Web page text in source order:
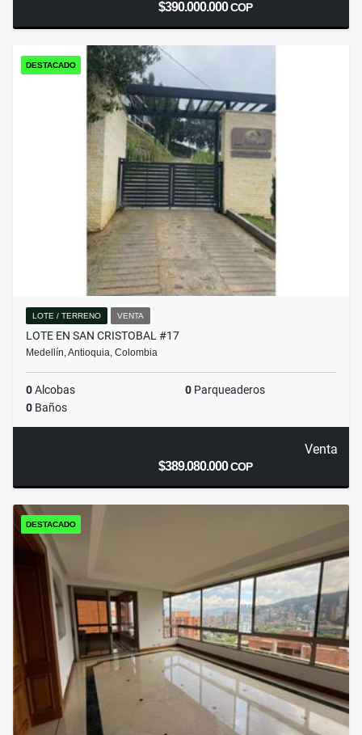
$390.000.000COP
DESTACADO
LOTE / TERRENO VENTA
LOTE EN SAN CRISTOBAL #17
Medellín, Antioquia, Colombia
0Alcobas 0 Parqueaderos
0 Baños
Venta
$389.080.000COP
DESTACADO